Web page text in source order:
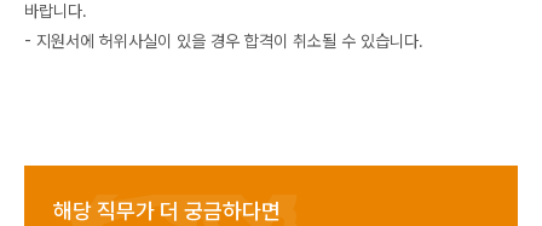
바랍니다.
- 지원서에 허위사실이 있을 경우 합격이 취소될 수 있습니다.
해당 직무가 더 궁금하다면